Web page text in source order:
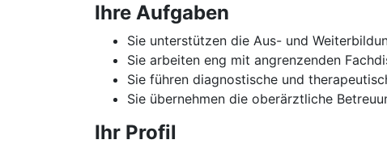
Ihre Aufgaben
Sie unterstützen die Aus- und
Sie arbeiten eng mit angrenzenden
Sie führen diagnostische und
Sie übernehmen die oberärztliche
Ihr Profil